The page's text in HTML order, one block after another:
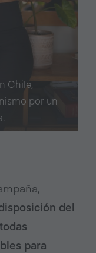
Chile,
por un
del
para